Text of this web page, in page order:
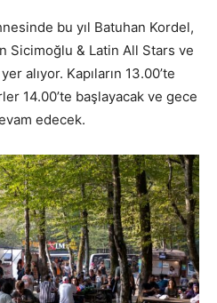
bu yıl Batuhan Kordel,
Sicimoğlu & Latin All Stars ve
alıyor. Kapıların 13.00’te
14.00’te başlayacak ve gece
edecek.